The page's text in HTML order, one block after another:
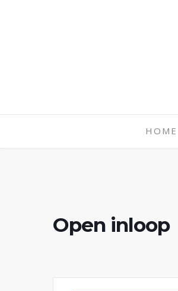
HOME
Open inloop